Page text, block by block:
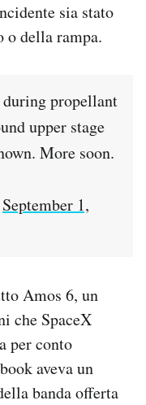
sia stato
o della rampa.
propellant
upper stage
More soon.
September 1,
Amos 6, un
che SpaceX
per conto
aveva un
banda offerta